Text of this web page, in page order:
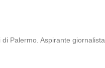
Palermo. Aspirante giornalista